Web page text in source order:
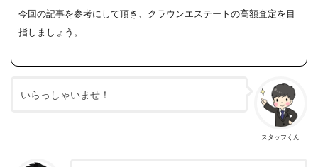
今回の記事を参考にして頂き、クラウンエステートの高額査定を目
指しましょう。
スタッフくん
いらっしゃいませ！